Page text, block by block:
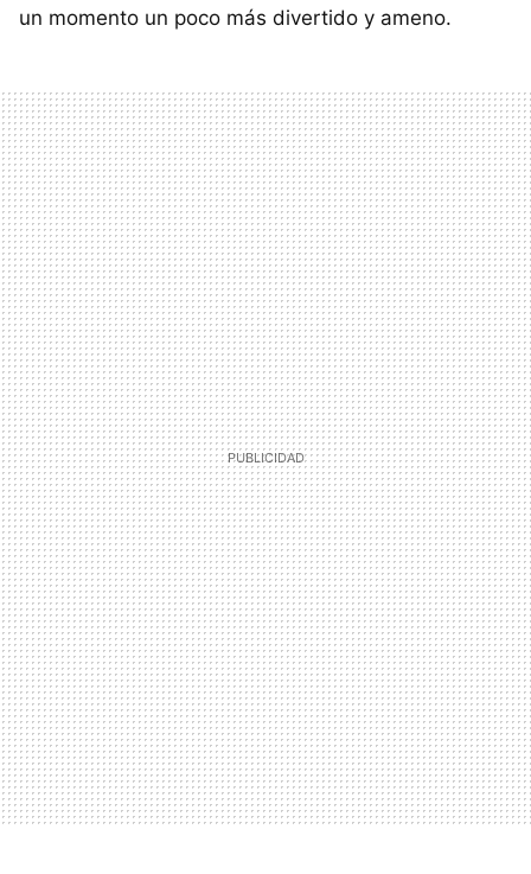
un momento un poco más divertido y ameno.